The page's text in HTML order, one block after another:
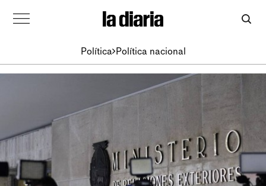
Política Política nacional